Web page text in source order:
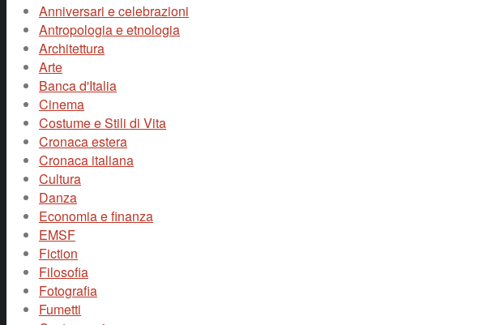
Anniversari e celebrazioni
Antropologia e etnologia
Architettura
Arte
Banca d'Italia
Cinema
Costume e Stili di Vita
Cronaca estera
Cronaca italiana
Cultura
Danza
Economia e finanza
EMSF
Fiction
Filosofia
Fotografia
Fumetti